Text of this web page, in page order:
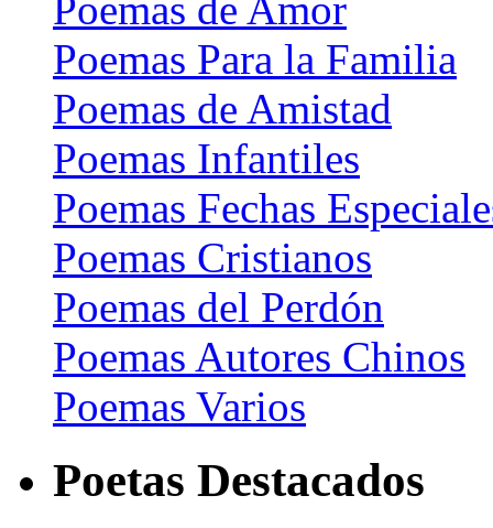
Poemas Para la Familia
Poemas de Amistad
Poemas Infantiles
Poemas Fechas
Poemas Cristianos
Poemas del Perdón
Poemas Autores Chinos
Poemas Varios
Poetas Destacados